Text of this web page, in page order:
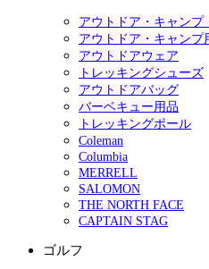
アウトドア・キャンプ
アウトドア・キャンプ
アウトドアウェア
トレッキングシューズ
アウトドアバッグ
バーベキュー用品
トレッキングポール
Coleman
Columbia
MERRELL
SALOMON
THE NORTH FACE
CAPTAIN STAG
ゴルフ